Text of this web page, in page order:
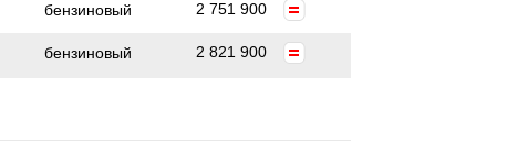
бензиновый 2 751 900
бензиновый 2 821 900